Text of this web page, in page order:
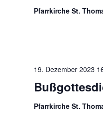
Pfarrkirche St.
19. Dezember 2023
Pfarrkirche St.